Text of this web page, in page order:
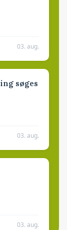
03. aug.
søges
03. aug.
03. aug.